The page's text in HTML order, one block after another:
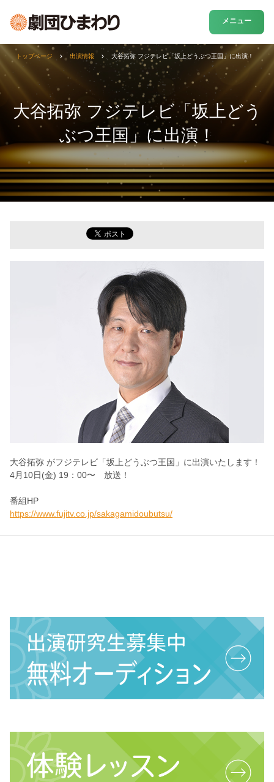
メニュー
大谷拓弥 フジテレビ「坂上どう
ぶつ王国」に出演！
トップページ 出演情報 大谷拓弥 フジテレビ「坂上どうぶつ王国」に出演！
大谷拓弥 がフジテレビ「坂上どうぶつ王国」に出演いたします！
4月10日(金) 19：00〜 放送！
番組HP
https://www.fujitv.co.jp/sakagamidoubutsu/